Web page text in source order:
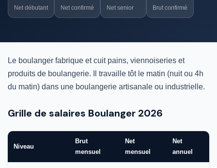
Net débutant Net confirmé Net senior Brut confirmé
Le boulanger fabrique et cuit pains, viennoiseries et
produits de boulangerie. Il travaille tôt le matin (nuit ou 4h
du matin) dans une boulangerie artisanale ou industrielle.
Grille de salaires Boulanger 2026
Niveau
Brut
mensuel
Net
mensuel
Net
annuel